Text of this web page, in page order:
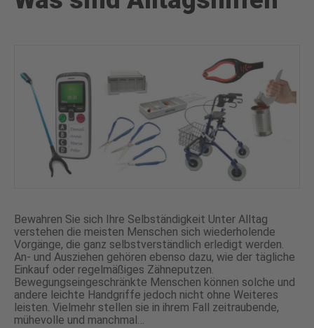
Bewahren Sie sich Ihre Selbständigkeit Unter Alltag
verstehen die meisten Menschen sich wiederholende
Vorgänge, die ganz selbstverständlich erledigt werden.
An- und Ausziehen gehören ebenso dazu, wie der tägliche
Einkauf oder regelmäßiges Zähneputzen.
Bewegungseingeschränkte Menschen können solche und
andere leichte Handgriffe jedoch nicht ohne Weiteres
leisten. Vielmehr stellen sie in ihrem Fall zeitraubende,
mühevolle und manchmal…